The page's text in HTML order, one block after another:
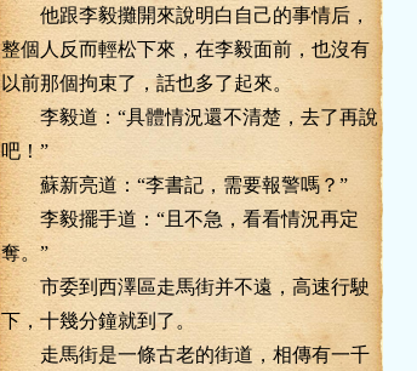
他跟李毅攤開來說明白自己的事情后，
整個人反而輕松下來，在李毅面前，也沒有
以前那個拘束了，話也多了起來。
李毅道：“具體情況還不清楚，去了再說
吧！”
蘇新亮道：“李書記，需要報警嗎？”
李毅擺手道：“且不急，看看情況再定
奪。”
市委到西澤區走馬街并不遠，高速行駛
下，十幾分鐘就到了。
走馬街是一條古老的街道，相傳有一千